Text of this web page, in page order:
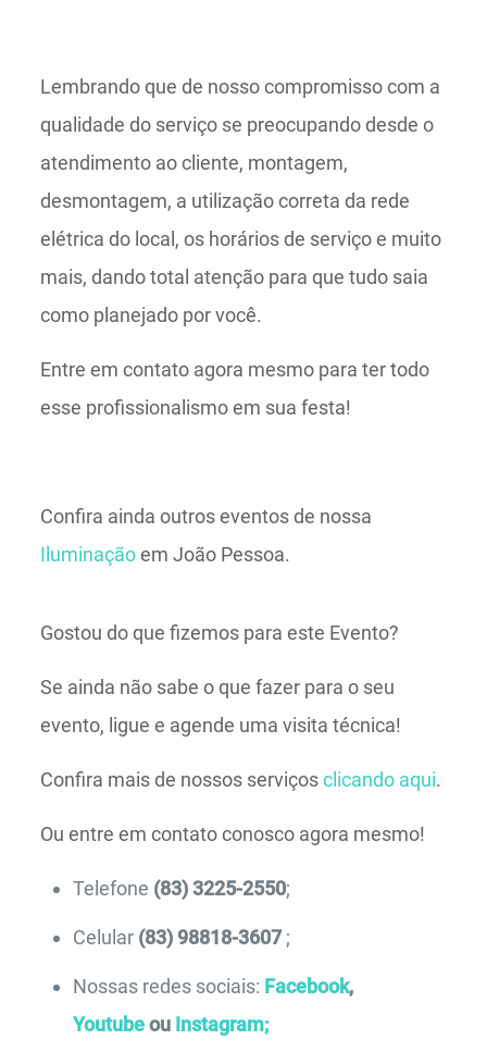
Lembrando que de nosso compromisso com a
qualidade do serviço se preocupando desde o
atendimento ao cliente, montagem,
desmontagem, a utilização correta da rede
elétrica do local, os horários de serviço e muito
mais, dando total atenção para que tudo saia
como planejado por você.
Entre em contato agora mesmo para ter todo
esse profissionalismo em sua festa!
Confira ainda outros eventos de nossa
Iluminaçãoem João Pessoa.
Gostou do que fizemos para este Evento?
Se ainda não sabe o que fazer para o seu
evento, ligue e agende uma visita técnica!
Confira mais de nossos serviçosclicando aqui.
Ou entre em contato conosco agora mesmo!
Telefone (83) 3225-2550;
Celular (83) 98818-3607 ;
Nossas redes sociais: Facebook,
Youtubeou Instagram;